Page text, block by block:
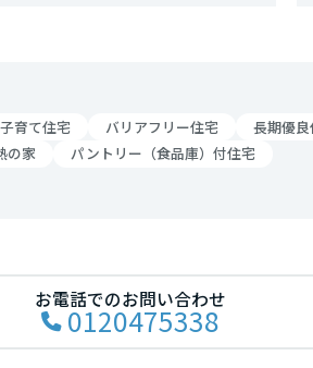
子育て住宅 バリアフリー住宅 長期優
の家
パントリー（食品庫）付住宅
お電話でのお問い合わせ
0120475338